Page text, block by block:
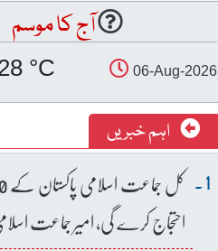
آج کا موسم
06-Aug-2026
°C
اہم خبریں
احتجاج کرے گی، امیر جماعت